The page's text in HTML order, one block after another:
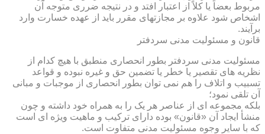
مربوط بعضاً یا کلاً از اعتبار افتد و در نتیجه ضرری متوجه آن
اشخاص شود علاوه بر مجازتهای مقرر باید از عهده خسارت وارد
برآیند.
قانون و مسئولیت مدنی سردفتر
مسئولیت مدنی سردفتر بطور انحصاری منطبق با هیچ کدام از
نظریه های تقصیر یا خطر یا تضمین حق و غیره نبوده و قواعد
تسبیب و اتلاف را هم نمی توان بطور انحصاری از موجبات و مبانی
آن تلقی نمود؛
بلکه مجموعه ای از عناصر هر یک را به همراه خود داشته و چون
منشأ ایجاد آن «قانون» بوده دارای ترکیب و ماهیت ویژه ای است
که با سایر وجوه مسئولیت مدنی متفاوت است.